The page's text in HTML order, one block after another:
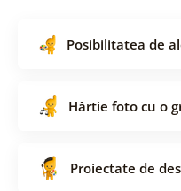
Posibilitatea de
Hârtie foto cu o
Proiectate de